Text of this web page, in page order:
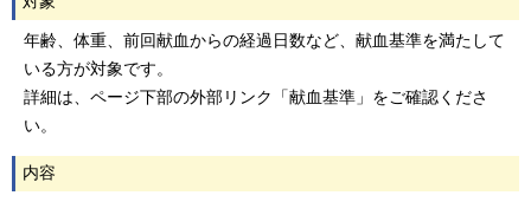
年齢、体重、前回献血からの経過日数など、献血基準を満たして
いる方が対象です。
詳細は、ページ下部の外部リンク「献血基準」をご確認くださ
い。
内容